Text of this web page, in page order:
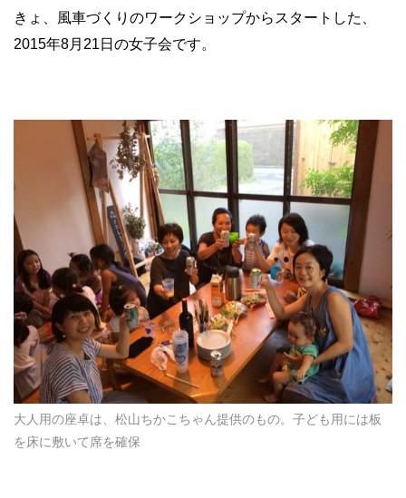
きょ、風車づくりのワークショップからスタートした、
2015年8月21日の女子会です。
大人用の座卓は、松山ちかこちゃん提供のもの。子ども用には板
を床に敷いて席を確保